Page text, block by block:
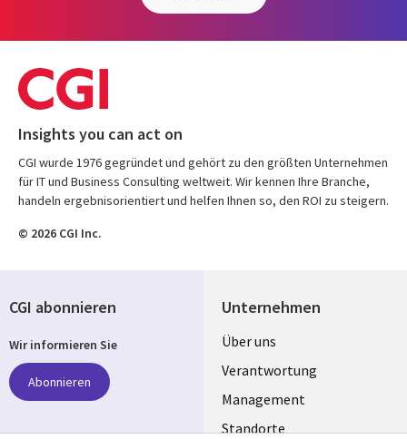
Insights you can act on
CGI wurde 1976 gegründet und gehört zu den größten Unternehmen
für IT und Business Consulting weltweit. Wir kennen Ihre Branche,
handeln ergebnisorientiert und helfen Ihnen so, den ROI zu steigern.
© 2026 CGI Inc.
Unternehmen
Useful
links
GERMANY
Über uns
Verantwortung
Management
Standorte
CGI abonnieren
Wir informieren Sie
Abonnieren